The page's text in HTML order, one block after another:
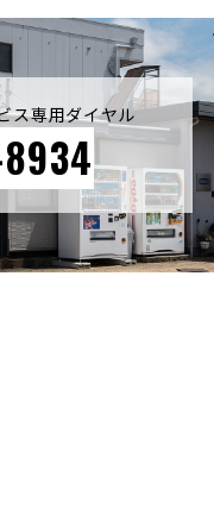
ス専用ダイヤル